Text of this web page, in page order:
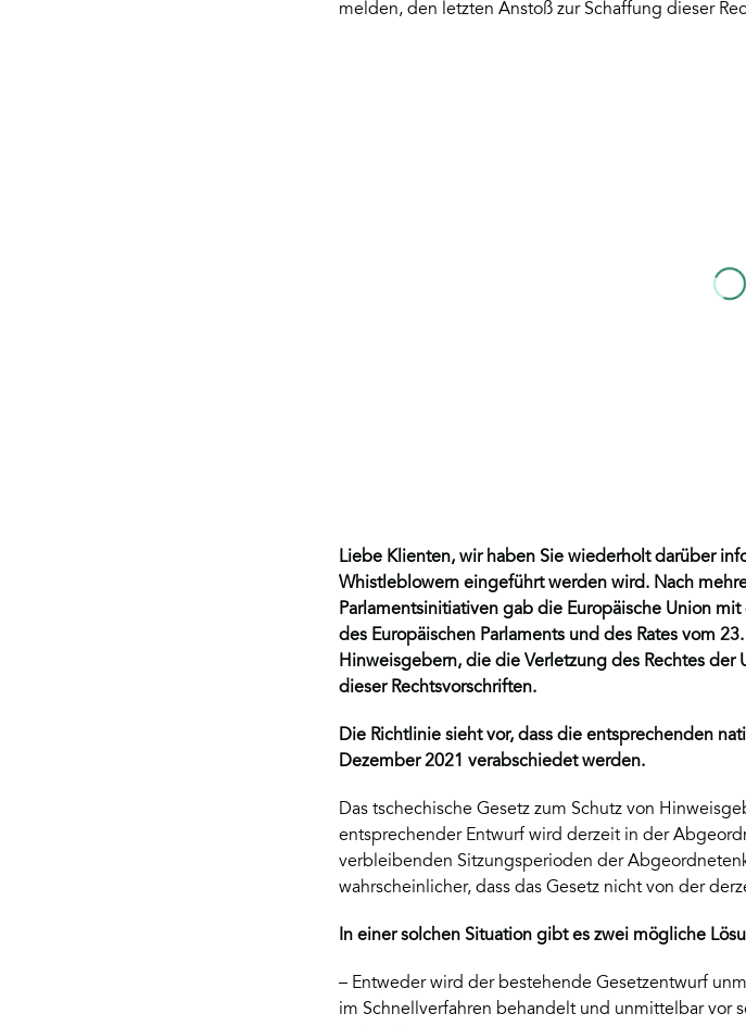
melden, den letzten Anstoß zur Schaffung dieser
Liebe Klienten, wir haben Sie wiederholt darüber
Whistleblowern eingeführt werden wird. Nach
Parlamentsinitiativen gab die Europäische Union
des Europäischen Parlaments und des Rates vom
Hinweisgebern, die die Verletzung des Rechtes
dieser Rechtsvorschriften.
Die Richtlinie sieht vor, dass die entsprechenden
Dezember 2021 verabschiedet werden.
Das tschechische Gesetz zum Schutz von
entsprechender Entwurf wird derzeit in der
verbleibenden Sitzungsperioden der
wahrscheinlicher, dass das Gesetz nicht von der
In einer solchen Situation gibt es zwei mögliche
– Entweder wird der bestehende Gesetzentwurf
im Schnellverfahren behandelt und unmittelbar vor